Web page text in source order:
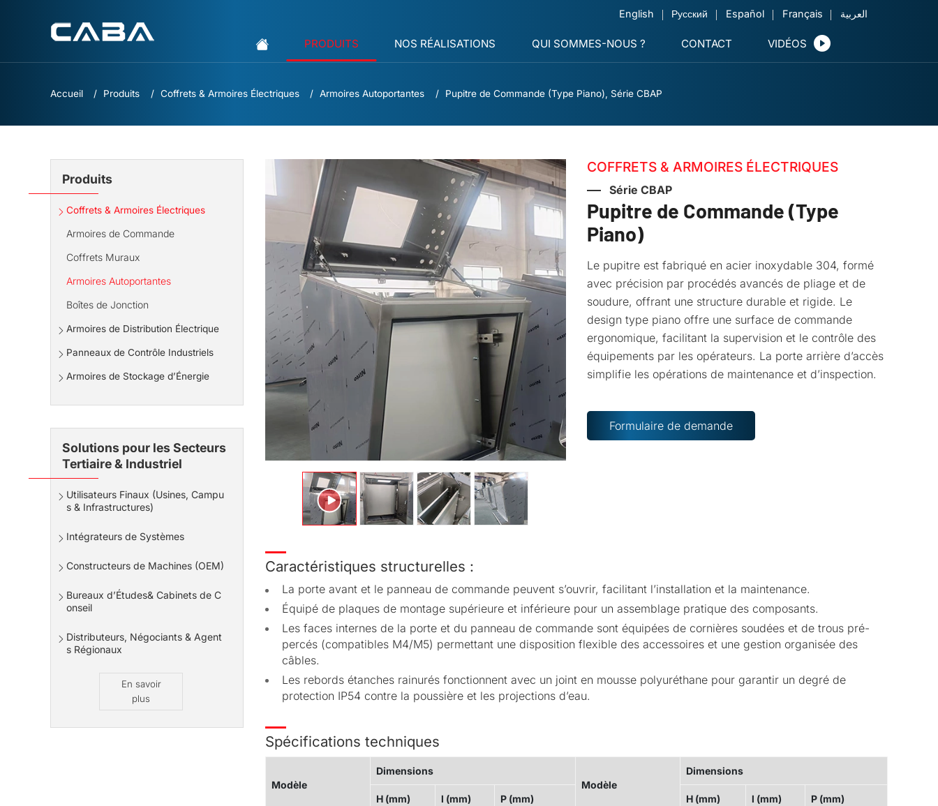
English Русский Español Français العربية
PRODUITS NOS RÉALISATIONS QUI SOMMES-NOUS ? CONTACT VIDÉOS
Accueil Produits Coffrets & Armoires Électriques Armoires Autoportantes Pupitre de Commande (Type Piano), Série CBAP
COFFRETS & ARMOIRES ÉLECTRIQUES
Série CBAP
Pupitre de Commande (Type
Piano)
Le pupitre est fabriqué en acier inoxydable 304, formé
avec précision par procédés avancés de pliage et de
soudure, offrant une structure durable et rigide. Le
design type piano offre une surface de commande
ergonomique, facilitant la supervision et le contrôle des
équipements par les opérateurs. La porte arrière d’accès
simplifie les opérations de maintenance et d’inspection.
Formulaire de demande
Caractéristiques structurelles :
La porte avant et le panneau de commande peuvent s’ouvrir, facilitant l’installation et la maintenance.
Équipé de plaques de montage supérieure et inférieure pour un assemblage pratique des composants.
Les faces internes de la porte et du panneau de commande sont équipées de cornières soudées et de trous pré-
percés (compatibles M4/M5) permettant une disposition flexible des accessoires et une gestion organisée des
câbles.
Les rebords étanches rainurés fonctionnent avec un joint en mousse polyuréthane pour garantir un degré de
protection IP54 contre la poussière et les projections d’eau.
Spécifications techniques
Modèle
Dimensions
Modèle
Dimensions
H (mm) l (mm) P (mm) H (mm) l (mm) P (mm)
Produits
Coffrets & Armoires Électriques
Armoires de Commande
Coffrets Muraux
Armoires Autoportantes
Boîtes de Jonction
Armoires de Distribution Électrique
Panneaux de Contrôle Industriels
Armoires de Stockage d’Énergie
Solutions pour les Secteurs
Tertiaire & Industriel
Utilisateurs Finaux (Usines, Campu
s & Infrastructures)
Intégrateurs de Systèmes
Constructeurs de Machines (OEM)
Bureaux d’Études& Cabinets de C
onseil
Distributeurs, Négociants & Agent
s Régionaux
En savoir
plus